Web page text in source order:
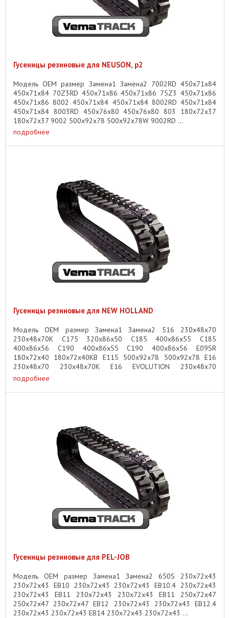
Гусеницы резиновые для NEUSON, p2
Модель OEM размер Замена1 Замена2 7002RD 450x71x84
450x71x84 70Z3RD 450x71x86 450x71x86 75Z3 450x71x86
450x71x86 8002 450x71x84 450x71x84 8002RD 450x71x84
450x71x84 8003RD 450x76x80 450x76x80 803 180x72x37
180x72x37 9002 500x92x78 500x92x78W 9002RD ...
подробнее
Гусеницы резиновые для NEW HOLLAND
Модель OEM размер Замена1 Замена2 516 230x48x70
230x48x70K C175 320x86x50 C185 400x86x55 C185
400x86x56 C190 400x86x55 C190 400x86x56 E09SR
180x72x40 180x72x40KB E115 500x92x78 500x92x78 E16
230x48x70 230x48x70K E16 EVOLUTION 230x48x70
230x48x70K ...
подробнее
Гусеницы резиновые для PEL-JOB
Модель OEM размер Замена1 Замена2 650S 230x72x43
230x72x43 EB10 230x72x43 230x72x43 EB10.4 230x72x43
230x72x43 EB11 230x72x43 230x72x43 EB11 250x72x47
250x72x47 230x72x47 EB12 230x72x43 230x72x43 EB12.4
230x72x43 230x72x43 EB14 230x72x43 230x72x43 ...